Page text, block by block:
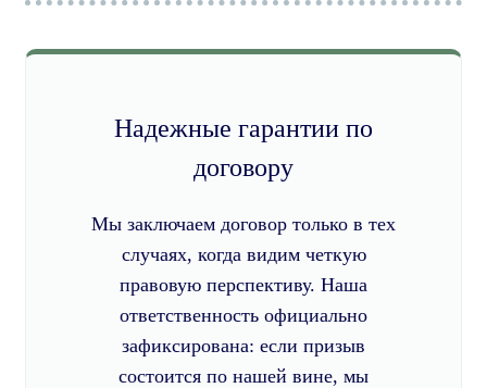
Надежные гарантии по
договору
Мы заключаем договор только в тех
случаях, когда видим четкую
правовую перспективу. Наша
ответственность официально
зафиксирована: если призыв
состоится по нашей вине, мы